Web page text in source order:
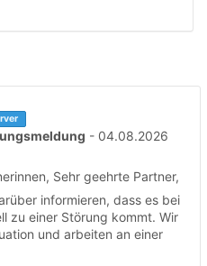
- 04.08.2026
Sehr geehrte Partner,
informieren, dass es bei
zu einer Störung kommt. Wir
und arbeiten an einer